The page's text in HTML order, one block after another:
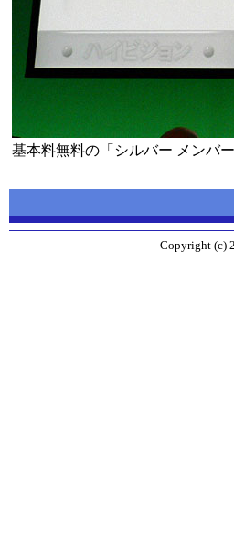
基本料無料の「シルバー メンバ
Copyright (c)